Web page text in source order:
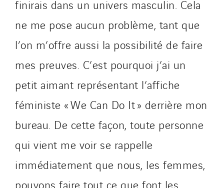
finirais dans un univers masculin. Cela
ne me pose aucun problème, tant que
l’on m’offre aussi la possibilité de faire
mes preuves. C’est pourquoi j’ai un
petit aimant représentant l’affiche
féministe « We Can Do It » derrière mon
bureau. De cette façon, toute personne
qui vient me voir se rappelle
immédiatement que nous, les femmes,
pouvons faire tout ce que font les